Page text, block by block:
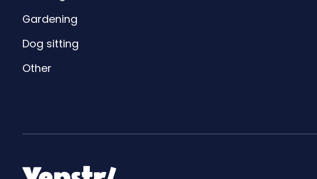
Gardening
Dog sitting
Other